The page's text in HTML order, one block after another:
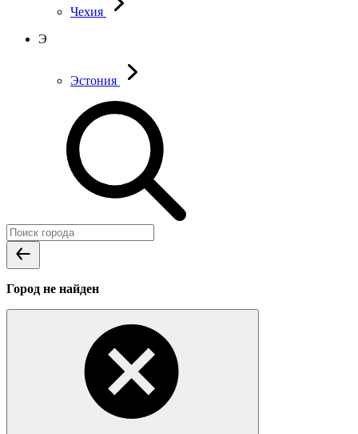
Чехия
Э
Эстония
Город не найден